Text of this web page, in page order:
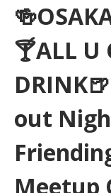
🍸ALL U
out
Meetup